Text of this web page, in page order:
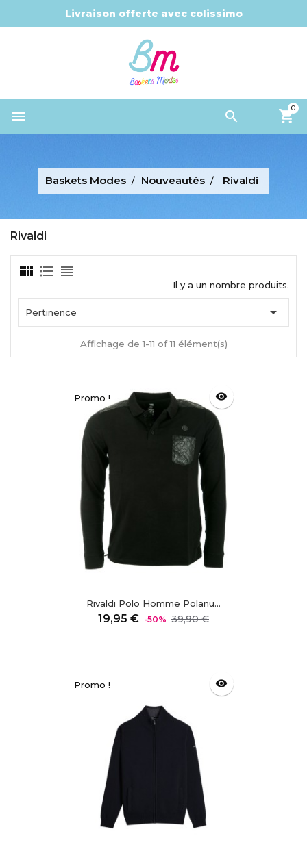
Livraison offerte avec colissimo


0
Baskets Modes Nouveautés Rivaldi
Rivaldi
Il y a un nombre produits.
Pertinence 
Affichage de 1-11 of 11 élément(s)
Promo ! visibility
Rivaldi Polo Homme Polanu...
19,95 € Prix
-50% 39,90 €Prix
Promo ! visibility